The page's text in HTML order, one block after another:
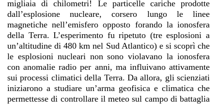
migliaia di chilometri! Le particelle cariche prodotte
dall’esplosione nucleare, corsero lungo le linee
magnetiche nell’emisfero opposto forando la ionosfera
della Terra. L’esperimento fu ripetuto (tre esplosioni a
un’altitudine di 480 km nel Sud Atlantico) e si scoprì che
le esplosioni nucleari non sono violavano la ionosfera
con anomalie radio per anni, ma influivano attivamente
sui processi climatici della Terra. Da allora, gli scienziati
iniziarono a studiare un’arma geofisica e climatica che
permettesse di controllare il meteo sul campo di battaglia